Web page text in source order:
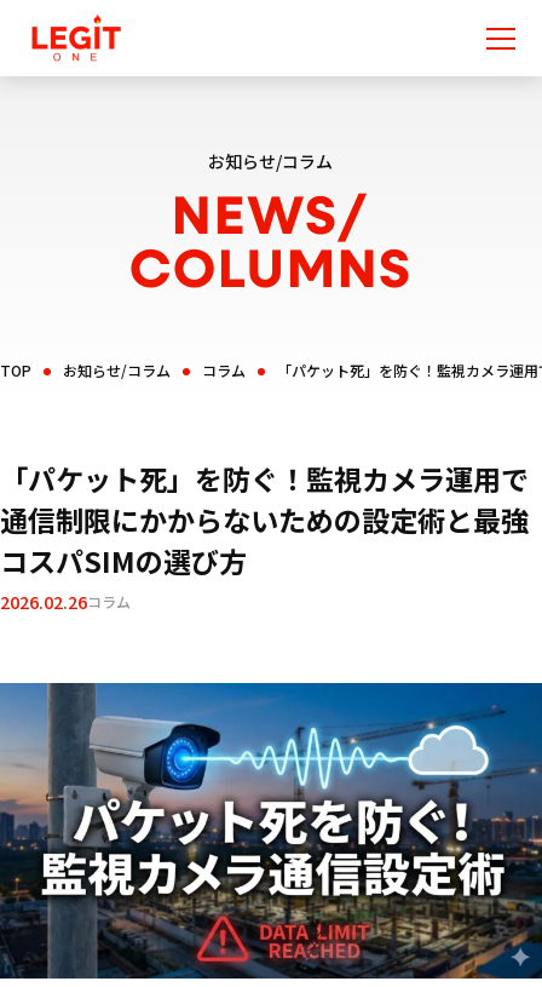
お知らせ/コラム
NEWS/
COLUMNS
TOP お知らせ/コラム コラム 「パケット死」を防ぐ！監視カメラ運
「パケット死」を防ぐ！監視カメラ運用で
通信制限にかからないための設定術と最強
コスパSIMの選び方
2026.02.26コラム